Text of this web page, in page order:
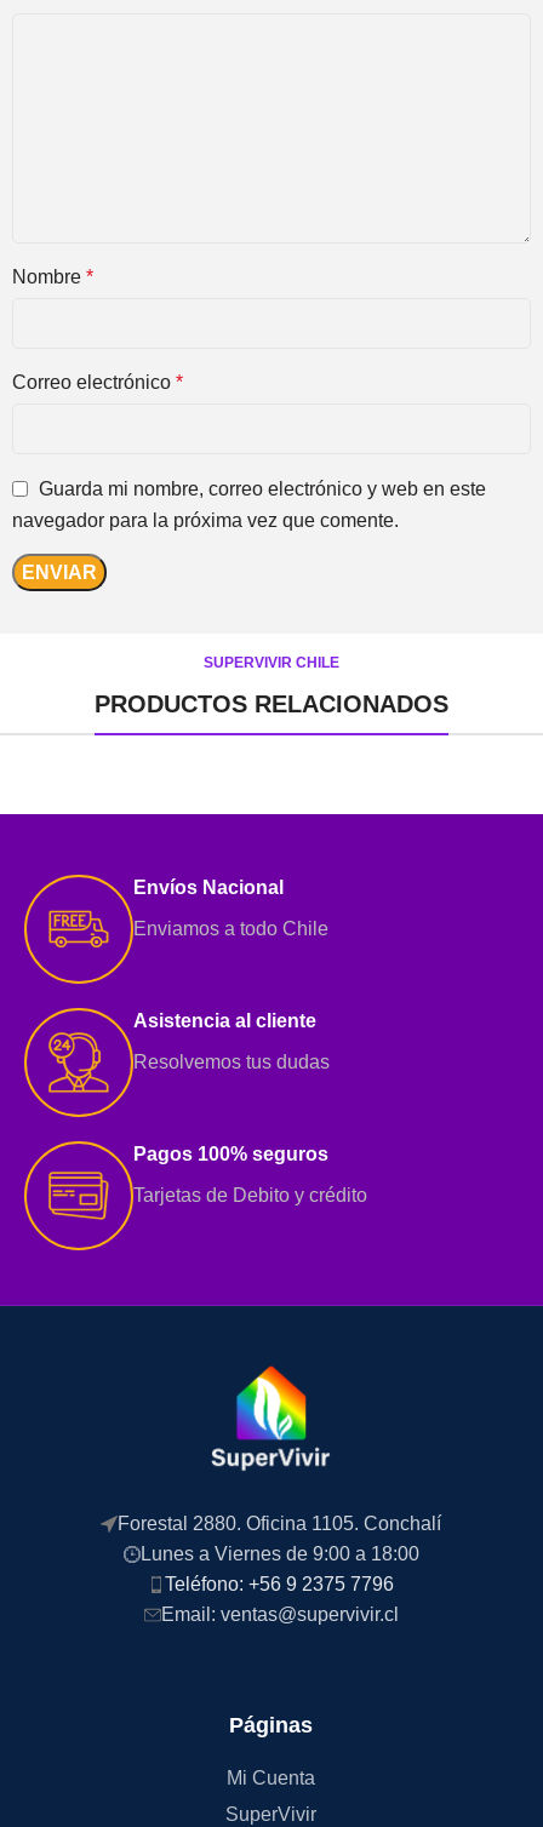
Nombre *
Correo electrónico *
Guarda mi nombre, correo electrónico y web en este
navegador para la próxima vez que comente.
SUPERVIVIR CHILE
PRODUCTOS RELACIONADOS
Envíos Nacional
Enviamos a todo Chile
Asistencia al cliente
Resolvemos tus dudas
Pagos 100% seguros
Tarjetas de Debito y crédito
Forestal 2880. Oficina 1105. Conchalí
Lunes a Viernes de 9:00 a 18:00
Teléfono: +56 9 2375 7796
Email: ventas@supervivir.cl
Páginas
Mi Cuenta
SuperVivir